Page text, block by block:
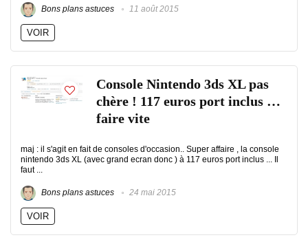
Bons plans astuces 11 août 2015
VOIR
Console Nintendo 3ds XL pas
chère ! 117 euros port inclus …
faire vite
maj : il s'agit en fait de consoles d'occasion.. Super affaire , la console
nintendo 3ds XL (avec grand ecran donc ) à 117 euros port inclus ... Il
faut ...
Bons plans astuces 24 mai 2015
VOIR